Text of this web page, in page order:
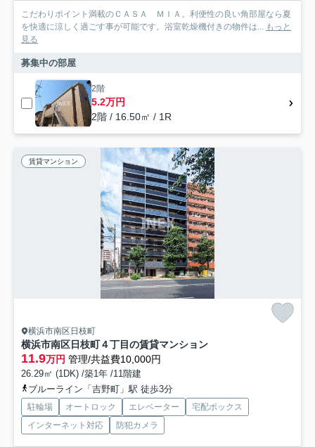
こだわりポイント満載のＣＡＳＡ ＭＩＡ。利便性の良い角部屋なら夏
を快適に涼しく過ごす事が可能です。浴室乾燥機付きの物件は... もっと
見る
募集中の部屋
2階
5.2万円
2階 / 16.50㎡ / 1R
賃貸マンション
横浜市南区日枝町
横浜市南区日枝町４丁目の賃貸マンション
11.9万円 管理/共益費10,000円
26.29㎡ (1DK) /築1年 /11階建
ブルーライン「吉野町」駅 徒歩3分
駐輪場 オートロック エレベーター
宅配ボックス
インターネット対応
防犯カメラ